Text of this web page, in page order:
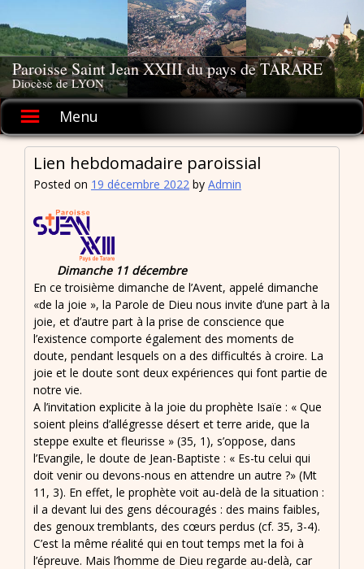
to
content
Paroisse Saint Jean XXIII du pays de TARARE
Diocèse de LYON
Menu
Lien hebdomadaire paroissial
Posted on 19 décembre 2022 by Admin
Dimanche 11 décembre
En ce troisième dimanche de l’Avent, appelé dimanche
«de la joie », la Parole de Dieu nous invite d’une part à la
joie, et d’autre part à la prise de conscience que
l’existence comporte également des moments de
doute, pendant lesquels on a des difficultés à croire. La
joie et le doute sont deux expériences qui font partie de
notre vie.
A l’invitation explicite à la joie du prophète Isaïe : « Que
soient pleins d’allégresse désert et terre aride, que la
steppe exulte et fleurisse » (35, 1), s’oppose, dans
l’Evangile, le doute de Jean-Baptiste : « Es-tu celui qui
doit venir ou devons-nous en attendre un autre ?» (Mt
11, 3). En effet, le prophète voit au-delà de la situation :
il a devant lui des gens découragés : des mains faibles,
des genoux tremblants, des cœurs perdus (cf. 35, 3-4).
C’est la même réalité qui en tout temps met la foi à
l’épreuve. Mais l’homme de Dieu regarde au-delà, car